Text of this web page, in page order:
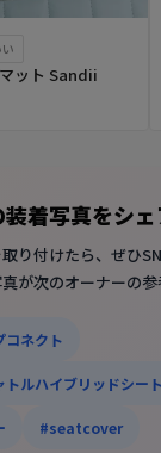
ット Sandii
着写真をシ
り付けたら、ぜひ
が次のオーナーの参
コネクト
トルハイブリッドシー
#seatcover